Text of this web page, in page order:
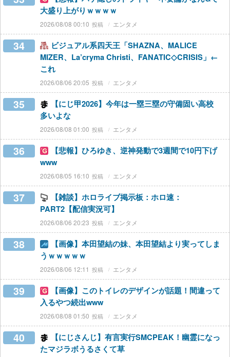
大盛り上がりｗｗｗｗ
2026/08/08 00:10 エンタメ
34
ビジュアル系四天王「SHAZNA、MALICE
MIZER、La’cryma Christi、FANATIC◇CRISIS」←
これ
2026/08/06 20:05 エンタメ
35
【にじ甲2026】今年は一塁三塁の守備固い高校
多いよな
2026/08/08 01:00 エンタメ
36
【悲報】ひろゆき、逆神発動で3週間で10円下げ
www
2026/08/05 16:10 エンタメ
37
【雑談】ホロライブ掲示板：ホロ速：
PART2【配信実況可】
2026/08/06 20:23 エンタメ
38
【画像】本田望結の妹、本田望結より実ってしま
うｗｗｗｗｗ
2026/08/06 12:11 エンタメ
39
【画像】このトイレのデザインが話題！間違って
入るやつ続出www
2026/08/08 01:50 エンタメ
40
【にじさんじ】有言実行SMCPEAK！幽霊になっ
たマジラボうるさくて草